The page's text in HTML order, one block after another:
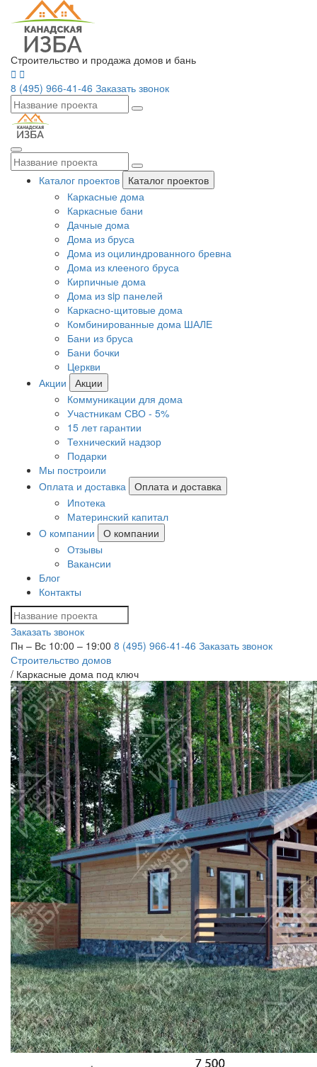
Строительство и продажа домов и бань
8 (495) 966-41-46 Заказать звонок
Каталог проектов
Каталог проектов
Каркасные дома
Каркасные бани
Дачные дома
Дома из бруса
Дома из оцилиндрованного бревна
Дома из клееного бруса
Кирпичные дома
Дома из sip панелей
Каркасно-щитовые дома
Комбинированные дома ШАЛЕ
Бани из бруса
Бани бочки
Церкви
Акции
Акции
Коммуникации для дома
Участникам СВО - 5%
15 лет гарантии
Технический надзор
Подарки
Мы построили
Оплата и доставка
Оплата и доставка
Ипотека
Материнский капитал
О компании
О компании
Отзывы
Вакансии
Блог
Контакты
Заказать звонок
Пн – Вс 10:00 – 19:00 8 (495) 966-41-46 Заказать звонок
Строительство домов
/ Каркасные дома под ключ